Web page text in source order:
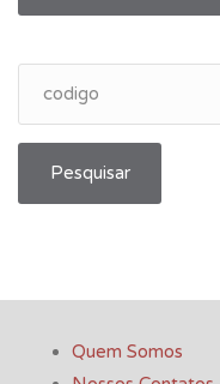
Pesquisar
Quem Somos